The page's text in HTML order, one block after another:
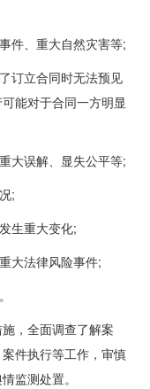
、重大自然灾害等;
订立合同时无法预见
能对于合同一方明显
误解、显失公平等;
;
生重大变化;
大法律风险事件;
，全面调查了解案
件执行等工作，审慎
监测处置。